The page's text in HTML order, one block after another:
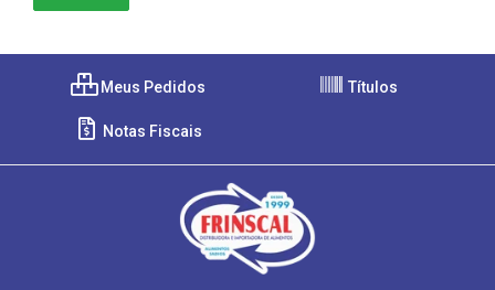
Meus Pedidos Títulos
Notas Fiscais